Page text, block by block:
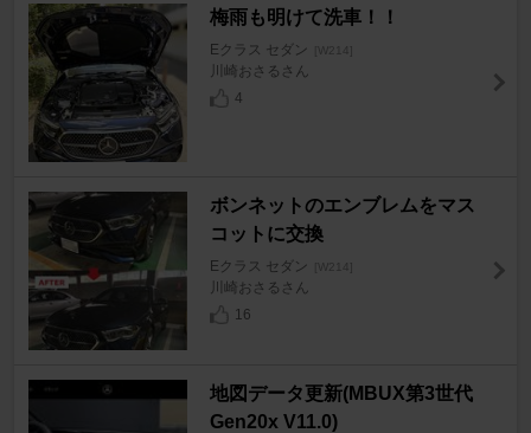
梅雨も明けて洗車！！
Eクラス セダン [W214]
川崎おさるさん
4
ボンネットのエンブレムをマス
コットに交換
Eクラス セダン [W214]
川崎おさるさん
16
地図データ更新(MBUX第3世代
Gen20x V11.0)